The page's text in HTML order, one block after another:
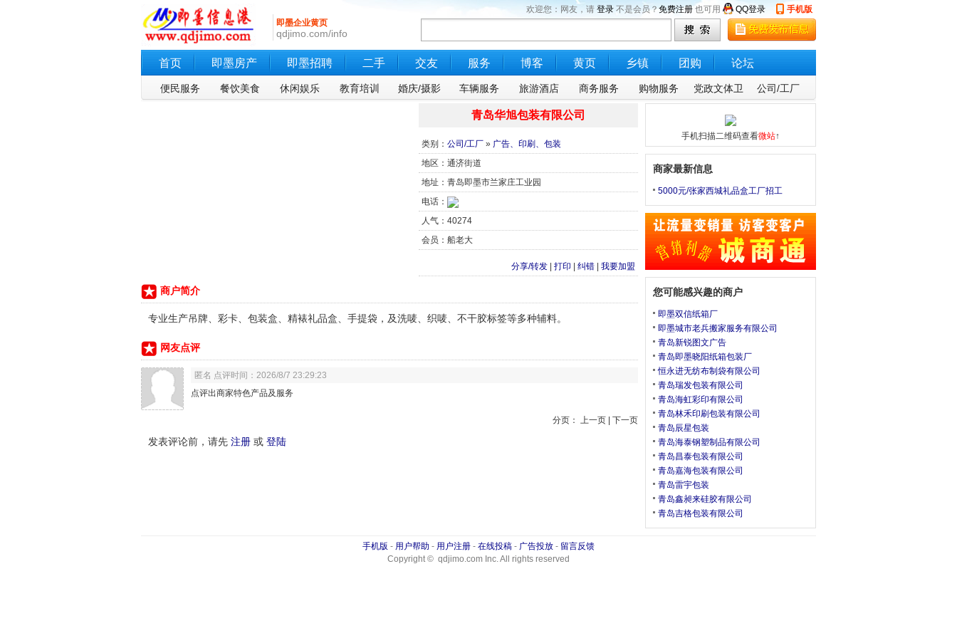
即墨企业黄页
qdjimo.com/info
欢迎您：网友，请 登录 不是会员？免费注册 也可用 QQ登录 手机版
首页 即墨房产 即墨招聘 二手 交友 服务 博客 黄页 乡镇 团购 论坛
便民服务 餐饮美食 休闲娱乐 教育培训 婚庆/摄影 车辆服务 旅游酒店 商务服务 购物服务 党政文体卫 公司/工厂
青岛华旭包装有限公司
类别： 公司/工厂 » 广告、印刷、包装
地区：通济街道
地址：青岛即墨市兰家庄工业园
电话：
人气：40274
会员：船老大
分享/转发 打印 纠错 我要加盟
商户简介
专业生产吊牌、彩卡、包装盒、精裱礼品盒、手提袋，及洗唛、织唛、不干胶标签等多种辅料。
网友点评
匿名 点评时间：2026/8/7 23:29:23
点评出商家特色产品及服务
分页： 上一页 | 下一页
发表评论前，请先 注册 或 登陆
手机扫描二维码查看微站↑
商家最新信息
5000元/张家西城礼品盒工厂招工
您可能感兴趣的商户
即墨双信纸箱厂
即墨城市老兵搬家服务有限公司
青岛新锐图文广告
青岛即墨晓阳纸箱包装厂
恒永进无纺布制袋有限公司
青岛瑞发包装有限公司
青岛海虹彩印有限公司
青岛林禾印刷包装有限公司
青岛辰星包装
青岛海泰钢塑制品有限公司
青岛昌泰包装有限公司
青岛嘉海包装有限公司
青岛雷宇包装
青岛鑫昶来硅胶有限公司
青岛吉格包装有限公司
手机版 - 用户帮助 - 用户注册 - 在线投稿 - 广告投放 - 留言反馈
Copyright © qdjimo.com Inc. All rights reserved